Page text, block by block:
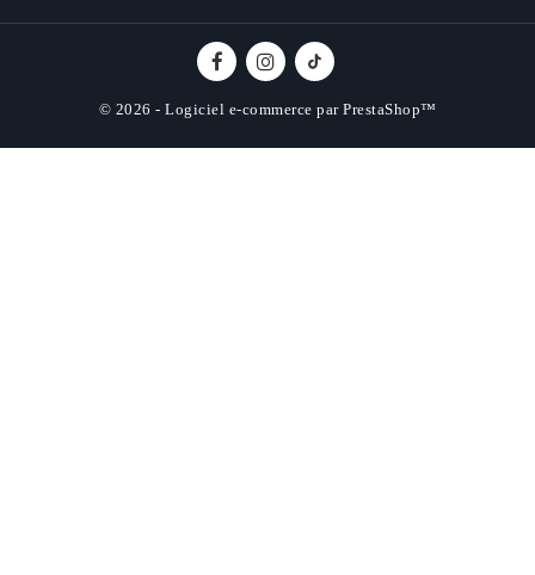
© 2026 - Logiciel e-commerce par PrestaShop™